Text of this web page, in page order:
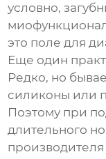
условно,
это поле для
Еще один
Редко, но
силиконы или
Поэтому при
длительного